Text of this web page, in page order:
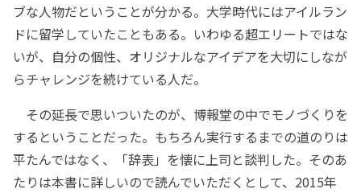
ブな人物だということが分かる。大学時代にはアイルラン
ドに留学していたこともある。いわゆる超エリートではな
いが、自分の個性、オリジナルなアイデアを大切にしなが
らチャレンジを続けている人だ。
その延長で思いついたのが、博報堂の中でモノづくりを
するということだった。もちろん実行するまでの道のりは
平たんではなく、「辞表」を懐に上司と談判した。そのあ
たりは本書に詳しいので読んでいただくとして、2015年